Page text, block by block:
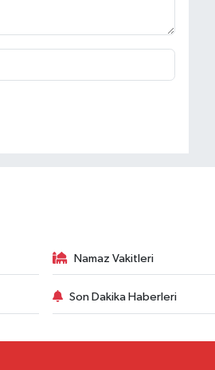
Namaz Vakitleri
Son Dakika Haberleri